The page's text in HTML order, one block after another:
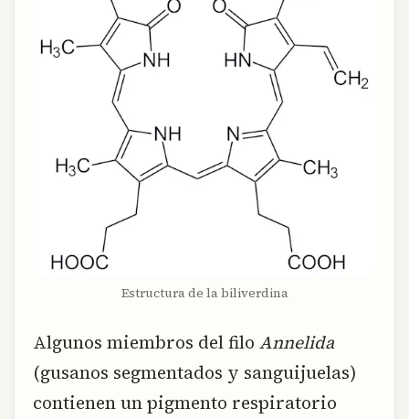
Estructura de la biliverdina
Algunos miembros del filo Annelida
(gusanos segmentados y sanguijuelas)
contienen un pigmento respiratorio